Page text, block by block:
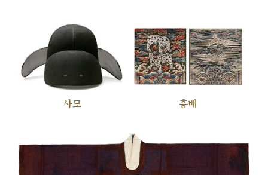
사모 흉배